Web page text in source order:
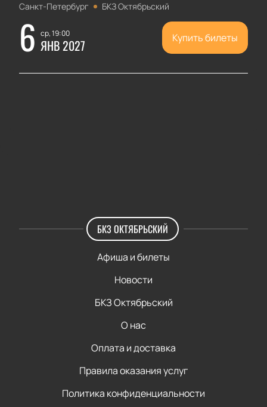
Санкт-Петербург БКЗ Октябрьский
6 ср, 19:00
ЯНВ 2027 Купить билеты
БКЗ ОКТЯБРЬСКИЙ
Афиша и билеты
Новости
БКЗ Октябрьский
О нас
Оплата и доставка
Правила оказания услуг
Политика конфиденциальности